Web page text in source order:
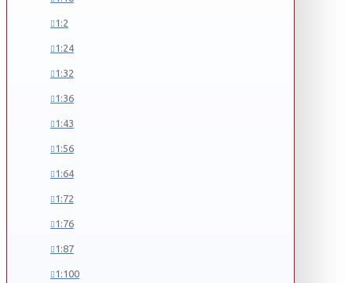
1:2
1:24
1:32
1:36
1:43
1:56
1:64
1:72
1:76
1:87
1:100